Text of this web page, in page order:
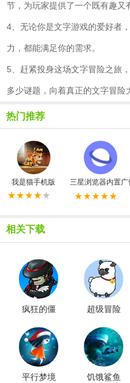
节，为玩家提供了一个既有趣又
4、无论你是文字游戏的爱好者
力，都能满足你的需求。
5、赶紧投身这场文字冒险之旅
多少谜题，向着真正的文字冒险
热门推荐
我是猫手机版 三星浏览器内置
相关下载
疯狂的僵
超级冒险
平行梦境
饥饿鲨鱼